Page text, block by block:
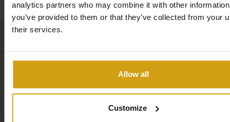
analytics partners who may combine it with other
you’ve provided to them or that they’ve collected from your
their services.
Allow all
Customize
badrum, medan det andra sovrummet är möblerat med
två enkelsängar som kan skjutas ihop.
är lägenheten lämplig inte bara för sommarmånaderna,
utan även för de kallare årstiderna.
Njut av naturen och de gemensamma faciliteterna.